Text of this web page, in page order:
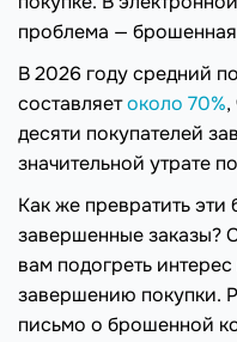
проблема —
В 2026 году средний
составляетоколо 70%,
десяти покупателей
значительной утрате
Как же превратить
завершенные заказы?
вам подогреть
завершению покупки.
письмо о брошенной